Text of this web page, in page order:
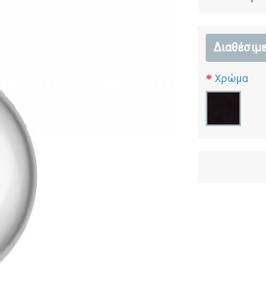
Χρώμα